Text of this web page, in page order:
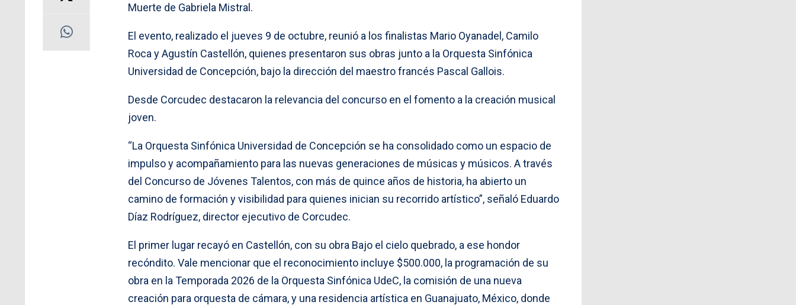
Muerte de Gabriela Mistral.
El evento, realizado el jueves 9 de octubre, reunió a los finalistas Mario Oyanadel, Camilo
Roca y Agustín Castellón, quienes presentaron sus obras junto a la Orquesta Sinfónica
Universidad de Concepción, bajo la dirección del maestro francés Pascal Gallois.
Desde Corcudec destacaron la relevancia del concurso en el fomento a la creación musical
joven.
“La Orquesta Sinfónica Universidad de Concepción se ha consolidado como un espacio de
impulso y acompañamiento para las nuevas generaciones de músicas y músicos. A través
del Concurso de Jóvenes Talentos, con más de quince años de historia, ha abierto un
camino de formación y visibilidad para quienes inician su recorrido artístico”, señaló Eduardo
Díaz Rodríguez, director ejecutivo de Corcudec.
El primer lugar recayó en Castellón, con su obra Bajo el cielo quebrado, a ese hondor
recóndito. Vale mencionar que el reconocimiento incluye $500.000, la programación de su
obra en la Temporada 2026 de la Orquesta Sinfónica UdeC, la comisión de una nueva
creación para orquesta de cámara, y una residencia artística en Guanajuato, México, donde